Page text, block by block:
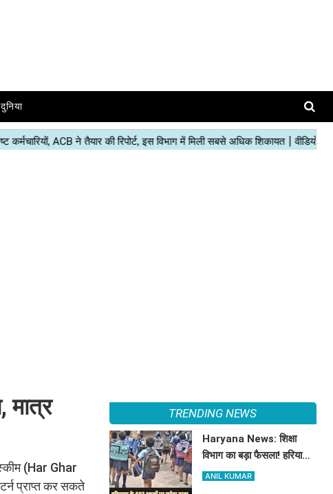
मात्र
(Har Ghar
प्राप्त कर सकते
TRENDING NEWS
Haryana News: शिक्षा
विभाग का बड़ा फैसला! हरियाणा
में बंद होंगे 693 स्कूल, जाने क्या
ANIL KUMAR